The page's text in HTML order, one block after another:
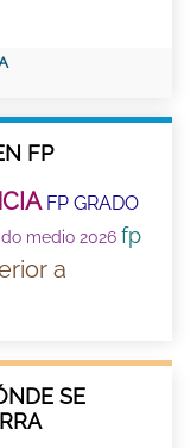
FP
FP GRADO
medio 2026 fp
a
SE